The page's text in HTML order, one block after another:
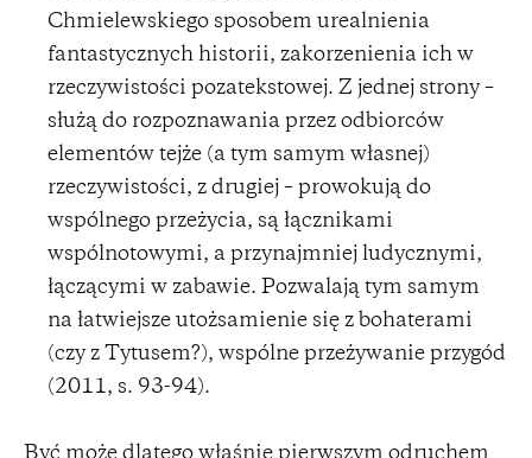
Chmielewskiego sposobem urealnienia
fantastycznych historii, zakorzenienia ich w
rzeczywistości pozatekstowej. Z jednej strony –
służą do rozpoznawania przez odbiorców
elementów tejże (a tym samym własnej)
rzeczywistości, z drugiej – prowokują do
wspólnego przeżycia, są łącznikami
wspólnotowymi, a przynajmniej ludycznymi,
łączącymi w zabawie. Pozwalają tym samym
na łatwiejsze utożsamienie się z bohaterami
(czy z Tytusem?), wspólne przeżywanie przygód
(2011, s. 93-94).
Być może dlatego właśnie pierwszym odruchem